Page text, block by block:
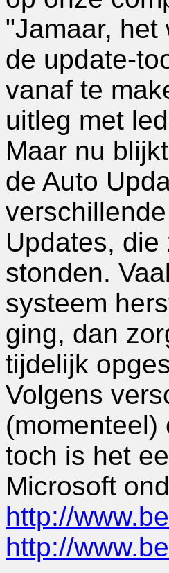
"Jamaar, het
de update-
vanaf te
uitleg met
Maar nu
de Auto
Updates,
stonden.
systeem
ging, dan
tijdelijk
Volgens
toch is het
Microsoft
http://
http://